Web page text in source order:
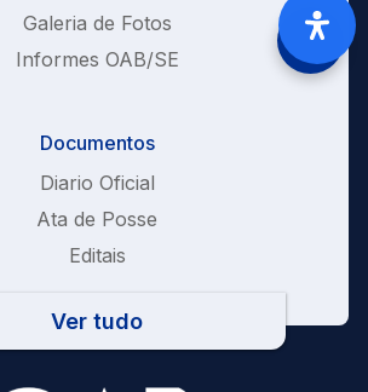
Galeria de Fotos
Informes OAB/SE
Documentos
Diario Oficial
Ata de Posse
Editais
Ver tudo